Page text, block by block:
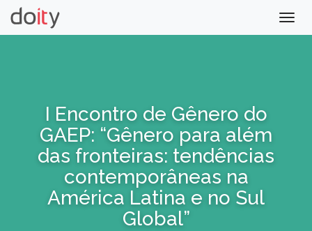
I Encontro de Gênero do
GAEP: “Gênero para além
das fronteiras: tendências
contemporâneas na
América Latina e no Sul
Global”